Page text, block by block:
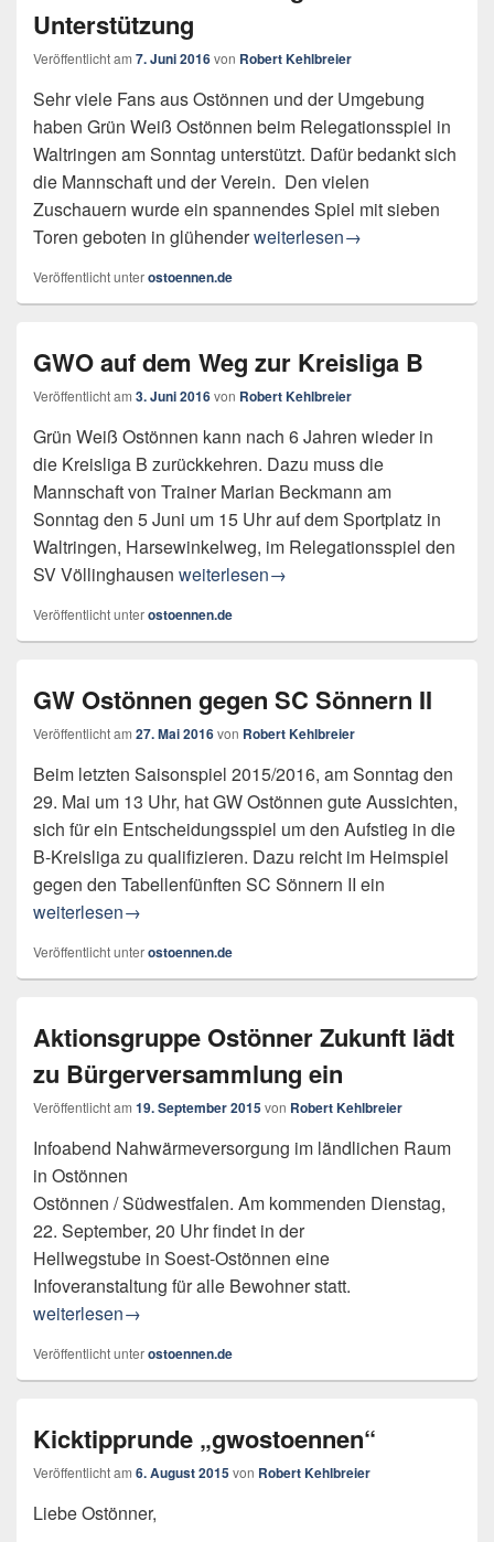
Unterstützung
Veröffentlicht am 7. Juni 2016von Robert Kehlbreier
Sehr viele Fans aus Ostönnen und der Umgebung
haben Grün Weiß Ostönnen beim Relegationsspiel in
Waltringen am Sonntag unterstützt. Dafür bedankt sich
die Mannschaft und der Verein. Den vielen
Zuschauern wurde ein spannendes Spiel mit sieben
Toren geboten in glühenderGWO bedankt sich für große
weiterlesen→
Veröffentlicht unterostoennen.de
GWO auf dem Weg zur Kreisliga B
Veröffentlicht am 3. Juni 2016von Robert Kehlbreier
Grün Weiß Ostönnen kann nach 6 Jahren wieder in
die Kreisliga B zurückkehren. Dazu muss die
Mannschaft von Trainer Marian Beckmann am
Sonntag den 5 Juni um 15 Uhr auf dem Sportplatz in
Waltringen, Harsewinkelweg, im Relegationsspiel den
SV Völlinghausen GWO auf dem Weg zur Kreisliga B
weiterlesen→
Veröffentlicht unterostoennen.de
GW Ostönnen gegen SC Sönnern II
Veröffentlicht am 27. Mai 2016von Robert Kehlbreier
Beim letzten Saisonspiel 2015/2016, am Sonntag den
29. Mai um 13 Uhr, hat GW Ostönnen gute Aussichten,
sich für ein Entscheidungsspiel um den Aufstieg in die
B-Kreisliga zu qualifizieren. Dazu reicht im Heimspiel
gegen den Tabellenfünften SC Sönnern II ein
GW Ostönnen gegen SC Sönnern II
weiterlesen→
Veröffentlicht unterostoennen.de
Aktionsgruppe Ostönner Zukunft lädt
zu Bürgerversammlung ein
Veröffentlicht am 19. September 2015von Robert Kehlbreier
Infoabend Nahwärmeversorgung im ländlichen Raum
in Ostönnen
Ostönnen / Südwestfalen. Am kommenden Dienstag,
22. September, 20 Uhr findet in der
Hellwegstube in Soest-Ostönnen eine
Infoveranstaltung für alle Bewohner statt.
Aktionsgruppe Ostönner Zukunft lädt zu
weiterlesen→
Veröffentlicht unterostoennen.de
Kicktipprunde „gwostoennen“
Veröffentlicht am 6. August 2015von Robert Kehlbreier
Liebe Ostönner,